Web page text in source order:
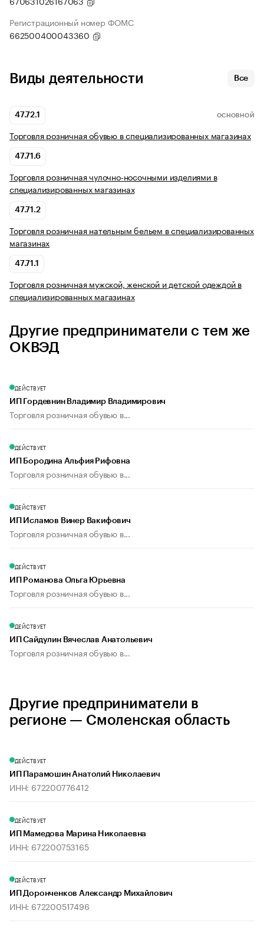
Регистрационный номер ФОМС
662500400043360
Виды деятельности Все
47.72.1 ОСНОВНОЙ
Торговля розничная обувью в специализированных магазинах
47.71.6
Торговля розничная чулочно-носочными изделиями в
специализированных магазинах
47.71.2
Торговля розничная нательным бельем в специализированных
магазинах
47.71.1
Торговля розничная мужской, женской и детской одеждой в
специализированных магазинах
Другие предприниматели с тем же
ОКВЭД
ДЕЙСТВУЕТ
ИП Гордевнин Владимир Владимирович
Торговля розничная обувью в...
ДЕЙСТВУЕТ
ИП Бородина Альфия Рифовна
Торговля розничная обувью в...
ДЕЙСТВУЕТ
ИП Исламов Винер Вакифович
Торговля розничная обувью в...
ДЕЙСТВУЕТ
ИП Романова Ольга Юрьевна
Торговля розничная обувью в...
ДЕЙСТВУЕТ
ИП Сайдулин Вячеслав Анатольевич
Торговля розничная обувью в...
Другие предприниматели в
регионе — Смоленская область
ДЕЙСТВУЕТ
ИП Парамошин Анатолий Николаевич
ИНН: 672200776412
ДЕЙСТВУЕТ
ИП Мамедова Марина Николаевна
ИНН: 672200753165
ДЕЙСТВУЕТ
ИП Доронченков Александр Михайлович
ИНН: 672200517496